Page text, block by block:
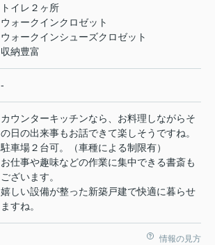
トイレ２ヶ所
ウォークインクロゼット
ウォークインシューズクロゼット
収納豊富
-
カウンターキッチンなら、お料理しながらそ
の日の出来事もお話できて楽しそうですね。
駐車場２台可。（車種による制限有）
お仕事や趣味などの作業に集中できる書斎も
ございます。
嬉しい設備が整った新築戸建で快適に暮らせ
ますね。
情報の見方